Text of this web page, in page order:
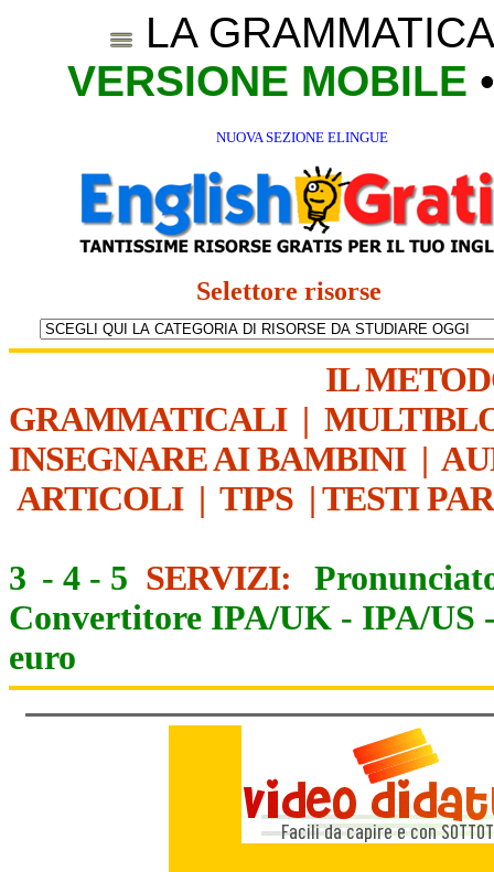
LA
VERSIONE MOBILE
NUOVA SEZIONE ELINGUE
Selettore risorse
IL
GRAMMATICALI|
INSEGNARE AI BAMBINI|
ARTICOLI| TIPS | TESTI
3 - 4 - 5 SERVIZI:
Convertitore IPA/UK - IPA/US
euro